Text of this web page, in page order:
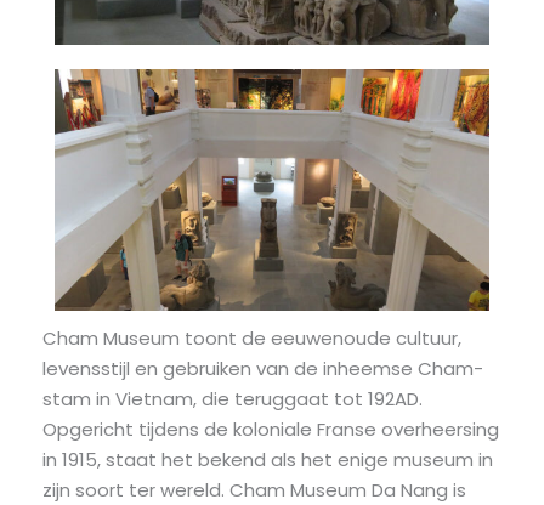
Cham Museum toont de eeuwenoude cultuur,
levensstijl en gebruiken van de inheemse Cham-
stam in Vietnam, die teruggaat tot 192AD.
Opgericht tijdens de koloniale Franse overheersing
in 1915, staat het bekend als het enige museum in
zijn soort ter wereld. Cham Museum Da Nang is